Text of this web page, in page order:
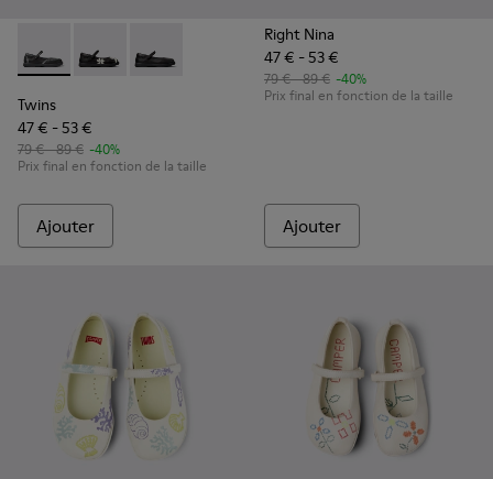
Twins - K800549-001 - Babies en cuir noir pour enfant
Twins - K800549-006 - Ballerines en cuir
Twins - K800549-003 - Ballerines en cuir
Twins
47 € - 53 €
79 € - 89 € -40%
Prix final en fonction de la taille
Ajouter
Right Nina
47 € - 53 €
79 € - 89 € -40%
Prix final en fonction de la taille
Ajouter